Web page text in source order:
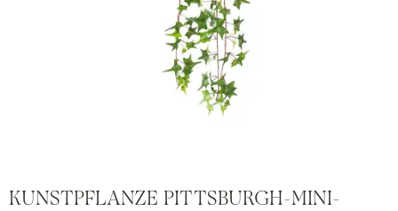
KUNSTPFLANZE PITTSBURGH-MINI-